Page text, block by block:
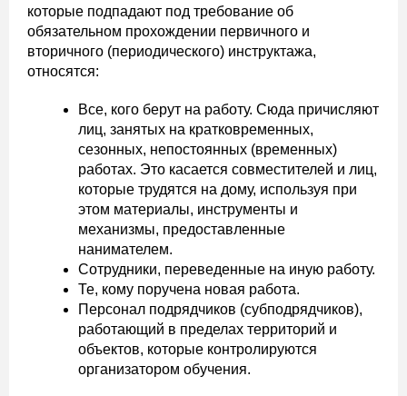
которые подпадают под требование об
обязательном прохождении первичного и
вторичного (периодического) инструктажа,
относятся:
Все, кого берут на работу. Сюда причисляют
лиц, занятых на кратковременных,
сезонных, непостоянных (временных)
работах. Это касается совместителей и лиц,
которые трудятся на дому, используя при
этом материалы, инструменты и
механизмы, предоставленные
нанимателем.
Сотрудники, переведенные на иную работу.
Те, кому поручена новая работа.
Персонал подрядчиков (субподрядчиков),
работающий в пределах территорий и
объектов, которые контролируются
организатором обучения.